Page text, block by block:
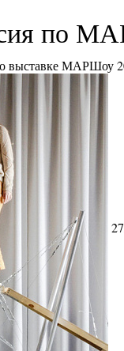
по
выставке МАРШоу